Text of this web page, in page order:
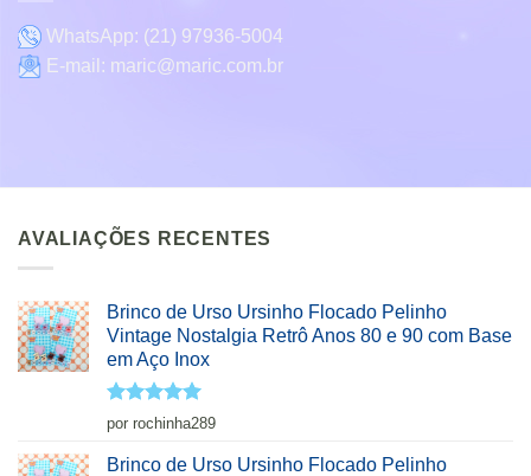
WhatsApp: (21) 97936-5004
E-mail: maric@maric.com.br
AVALIAÇÕES RECENTES
Brinco de Urso Ursinho Flocado Pelinho
Vintage Nostalgia Retrô Anos 80 e 90 com Base
em Aço Inox
Avaliação5
de 5
por rochinha289
Brinco de Urso Ursinho Flocado Pelinho